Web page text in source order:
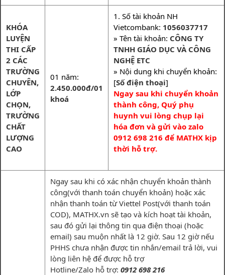
KHÓA
LUYỆN
THI CẤP
2 CÁC
TRƯỜNG
CHUYÊN,
LỚP
CHỌN,
TRƯỜNG
CHẤT
LƯỢNG
CAO
01 năm:
2.450.000đ/01
khoá
1. Số tài khoản NH
Vietcombank: 1056037717
» Tên tài khoản: CÔNG TY
TNHH GIÁO DỤC VÀ CÔNG
NGHỆ ETC
» Nội dung khi chuyển khoản:
[Số điện thoại]
Ngay sau khi chuyển khoản
thành công, Quý phụ
huynh vui lòng chụp lại
hóa đơn và gửi vào zalo
0912 698 216 để MATHX kịp
thời hỗ trợ.
Ngay sau khi có xác nhận chuyển khoản thành
công(với thanh toán chuyển khoản) hoặc xác
nhận thanh toán từ Viettel Post(với thanh toán
COD), MATHX.vn sẽ tạo và kích hoạt tài khoản,
sau đó gửi lại thông tin qua điện thoại (hoặc
email) sau muộn nhất là 12 giờ. Sau 12 giờ nếu
PHHS chưa nhận được tin nhắn/email trả lời, vui
lòng liên hệ để được hỗ trợ
Hotline/Zalo hỗ trợ: 0912 698 216